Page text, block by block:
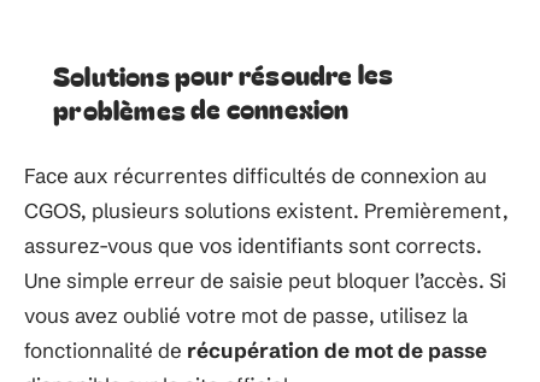
Solutions pour résoudre les
problèmes de connexion
Face aux récurrentes difficultés de connexion au
CGOS, plusieurs solutions existent. Premièrement,
assurez-vous que vos identifiants sont corrects.
Une simple erreur de saisie peut bloquer l’accès. Si
vous avez oublié votre mot de passe, utilisez la
fonctionnalité de récupération de mot de passe